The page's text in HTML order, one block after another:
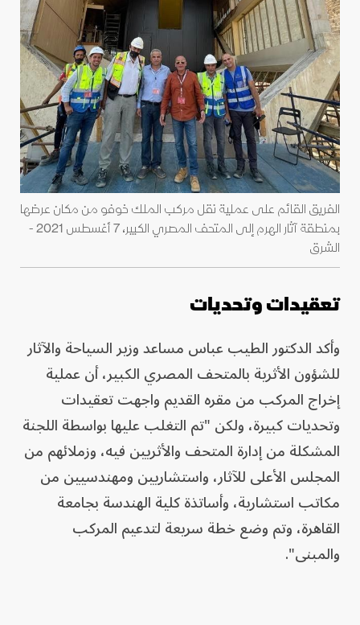
الفريق القائم على عملية نقل مركب الملك خوفو من مكان عرضها
بمنطقة آثار الهرم إلى المتحف المصري الكبير، 7 أغسطس 2021 -
الشرق
تعقيدات وتحديات
وأكد الدكتور الطيب عباس مساعد وزير السياحة والآثار
للشؤون الأثرية بالمتحف المصري الكبير، أن عملية
إخراج المركب من مقره القديم واجهت تعقيدات
وتحديات كبيرة، ولكن "تم التغلب عليها بواسطة اللجنة
المشكلة من إدارة المتحف والأثريين فيه، وزملائهم من
المجلس الأعلى للآثار، واستشاريين ومهندسيين من
مكاتب استشارية، وأساتذة كلية الهندسة بجامعة
القاهرة، وتم وضع خطة سريعة لتدعيم المركب
والمبنى".